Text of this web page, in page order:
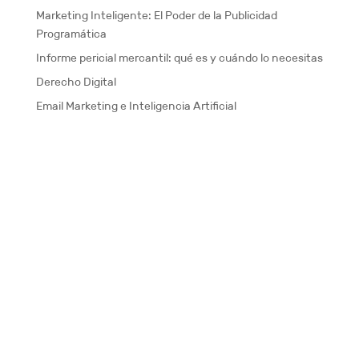
Marketing Inteligente: El Poder de la Publicidad
Programática
Informe pericial mercantil: qué es y cuándo lo necesitas
Derecho Digital
Email Marketing e Inteligencia Artificial